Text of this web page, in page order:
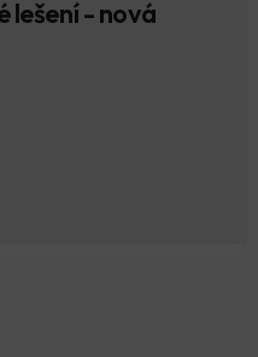
lešení - nová